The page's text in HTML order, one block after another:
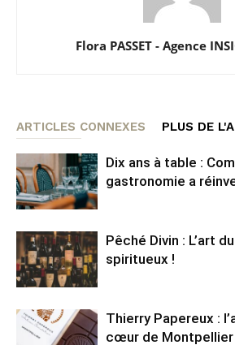
Flora PASSET - Agence
ARTICLES CONNEXES PLUS DE
Dix ans à table :
gastronomie a
Pêché Divin : L’art
spiritueux !
Thierry Papereux :
cœur de Montpellier